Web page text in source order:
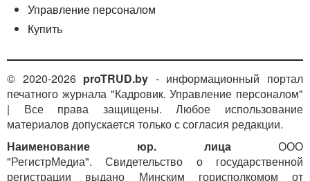
Управление персоналом
Купить
© 2020-2026 proTRUD.by - информационный портал
печатного журнала "Кадровик. Управление персоналом"
| Все права защищены. Любое использование
материалов допускается только с согласия редакции.
Наименование юр. лицаООО
"РегистрМедиа". Свидетельство о государственной
регистрации выдано Минским горисполкомом от